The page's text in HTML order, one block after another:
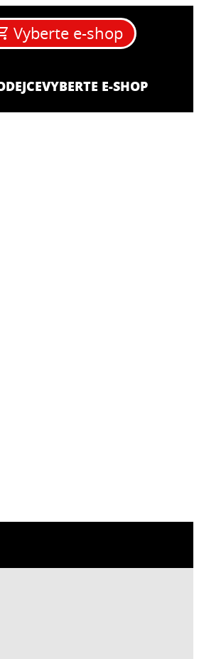
VYBERTE E-SHOP
Vyberte e-shop